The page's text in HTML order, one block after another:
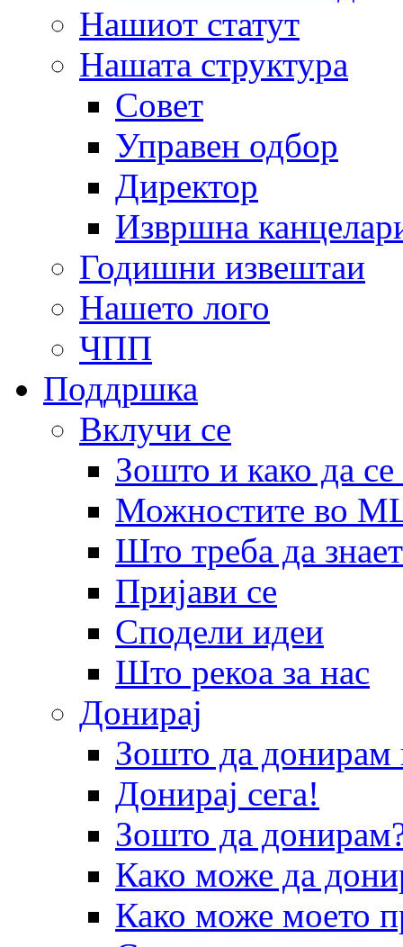
Нашиот статут
Нашата структура
Совет
Управен одбор
Директор
Извршна
Годишни извештаи
Нашето лого
ЧПП
Поддршка
Вклучи се
Зошто и како да
Можностите во
Што треба да
Пријави се
Сподели идеи
Што рекоа за нас
Донирај
Зошто да
Донирај сега!
Зошто да
Како може да
Како може моето